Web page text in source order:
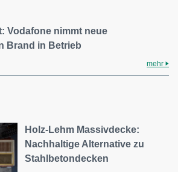
Vodafone nimmt neue
Brand in Betrieb
mehr
Holz-Lehm Massivdecke:
Nachhaltige Alternative zu
Stahlbetondecken